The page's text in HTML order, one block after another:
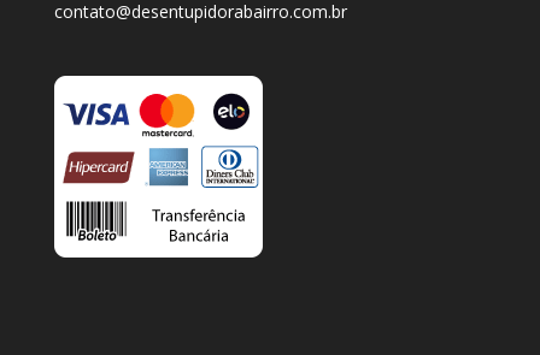
contato@desentupidorabairro.com.br